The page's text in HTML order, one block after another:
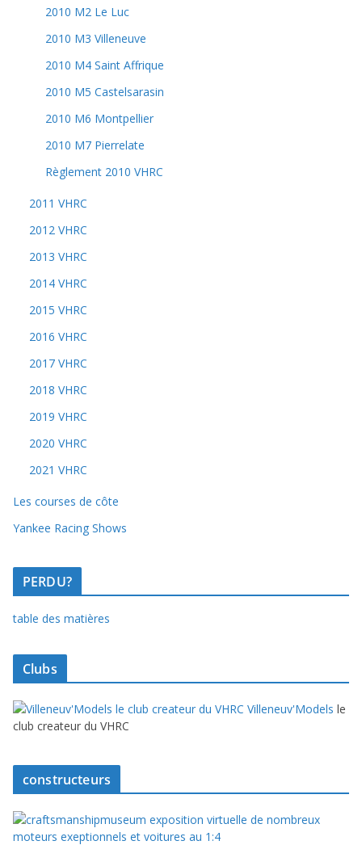
2010 M2 Le Luc
2010 M3 Villeneuve
2010 M4 Saint Affrique
2010 M5 Castelsarasin
2010 M6 Montpellier
2010 M7 Pierrelate
Règlement 2010 VHRC
2011 VHRC
2012 VHRC
2013 VHRC
2014 VHRC
2015 VHRC
2016 VHRC
2017 VHRC
2018 VHRC
2019 VHRC
2020 VHRC
2021 VHRC
Les courses de côte
Yankee Racing Shows
PERDU?
table des matières
Clubs
Villeneuv'Models le
club createur du VHRC
constructeurs